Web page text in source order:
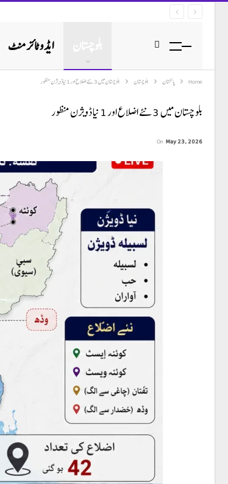
ایڈوٹائزمنٹ
Home پاکستان بلوچستان بلوچستان میں 3 نئے اضلاع اور 1 نیا ڈویژن منظور
بلوچستان میں 3 نئے اضلاع اور 1 نیا ڈویژن منظور
On May 23, 2026